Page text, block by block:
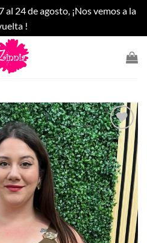
al 24 de agosto, ¡Nos vemos a la
!
Añadir
a la
lista
de
deseos